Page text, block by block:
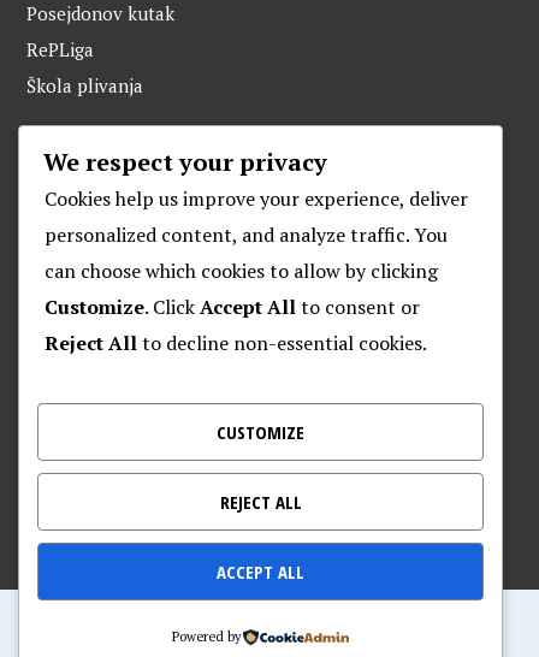
Posejdonov kutak
RePLiga
Škola plivanja
ARHIVA
O POSEJDONU
Plivački klub “Posejdon”
Nalješkovićeva 17, Zagreb
Kontakt za veterane – 095 905 9720
Home of Posejdon
We respect your privacy
Cookies help us improve your experience, deliver
personalized content, and analyze traffic. You
can choose which cookies to allow by clicking
Customize. ClickAccept Allto consent or
Reject Allto decline non-essential cookies.
CUSTOMIZE
REJECT ALL
ACCEPT ALL
Powered by